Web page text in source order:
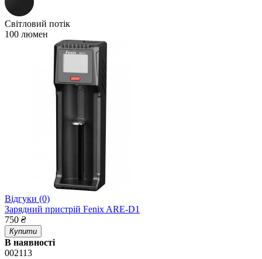
Світловий потік
100 люмен
Відгуки (0)
Зарядний пристрій Fenix ARE-D1
750 ₴
Купити
В наявності
002113